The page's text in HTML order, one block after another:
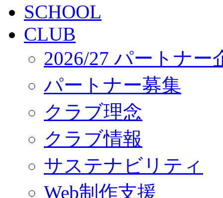
SCHOOL
CLUB
2026/27 パートナー
パートナー募集
クラブ理念
クラブ情報
サステナビリティ
Web制作支援